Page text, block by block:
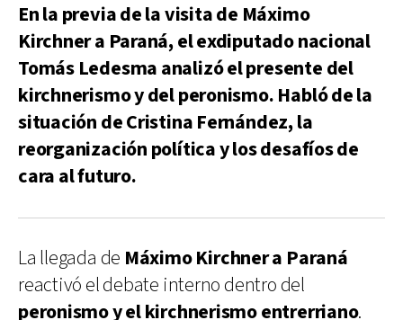
En la previa de la visita de Máximo
Kirchner a Paraná, el exdiputado nacional
Tomás Ledesma analizó el presente del
kirchnerismo y del peronismo. Habló de la
situación de Cristina Fernández, la
reorganización política y los desafíos de
cara al futuro.
La llegada de Máximo Kirchner a Paraná
reactivó el debate interno dentro del
peronismo y el kirchnerismo entrerriano.